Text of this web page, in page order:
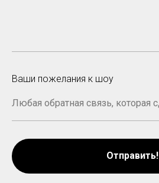
Ваши пожелания к шоу
Отправить!